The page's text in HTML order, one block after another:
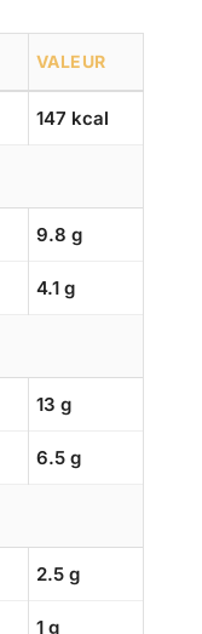
VALEUR
147 kcal
9.8 g
4.1 g
13 g
6.5 g
2.5 g
1 g